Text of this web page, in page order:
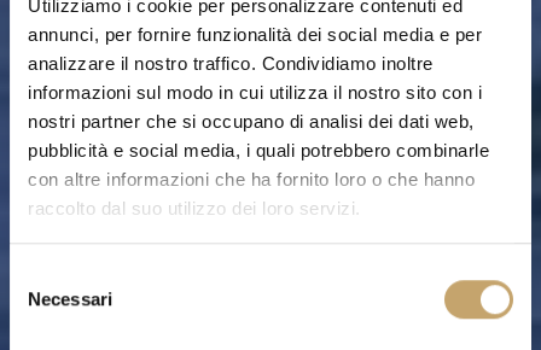
Utilizziamo i cookie per personalizzare contenuti ed
annunci, per fornire funzionalità dei social media e per
analizzare il nostro traffico. Condividiamo inoltre
informazioni sul modo in cui utilizza il nostro sito con i
nostri partner che si occupano di analisi dei dati web,
pubblicità e social media, i quali potrebbero combinarle
con altre informazioni che ha fornito loro o che hanno
raccolto dal suo utilizzo dei loro servizi.
Necessari